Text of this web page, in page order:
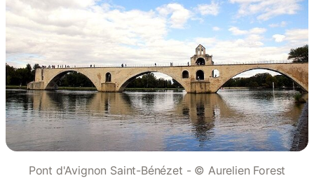
Pont d'Avignon Saint-Bénézet - © Aurelien Forest